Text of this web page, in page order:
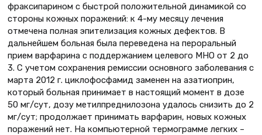
фраксипарином с быстрой положительной динамикой со
стороны кожных поражений: к 4-му месяцу лечения
отмечена полная эпителизация кожных дефектов. В
дальнейшем больная была переведена на пероральный
прием варфарина с поддержанием целевого МНО от 2 до
3. С учетом сохранения ремиссии основного заболевания с
марта 2012 г. циклофосфамид заменен на азатиоприн,
который больная принимает в настоящий момент в дозе
50 мг/сут, дозу метилпреднилозона удалось снизить до 2
мг/сут; продолжает принимать варфарин, новых кожных
поражений нет. На компьютерной термограмме легких –